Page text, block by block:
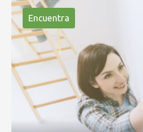
Encuentra